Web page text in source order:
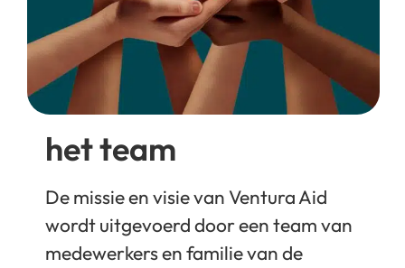
samenwerking met
Dorcas worden de
initiatieven bezocht
en geëvalueerd.
het team
De missie en visie van Ventura Aid
wordt uitgevoerd door een team van
medewerkers en familie van de